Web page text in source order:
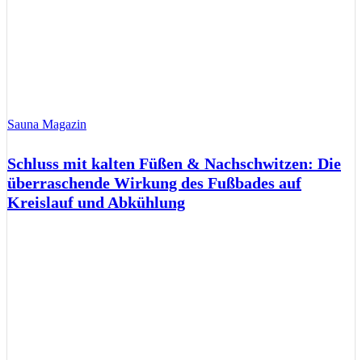
Sauna Magazin
Schluss mit kalten Füßen & Nachschwitzen: Die
überraschende Wirkung des Fußbades auf
Kreislauf und Abkühlung